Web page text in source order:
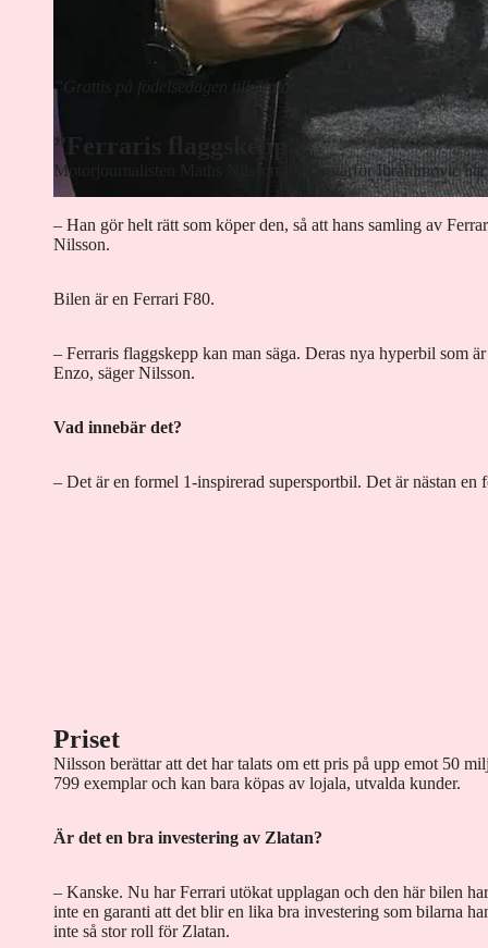
”Grattis på födelsedagen till Zlatan”
”Ferraris flaggskepp”
Motorjournalisten Maths Nilsson förstår varför Ibrahimovic
– Han gör helt rätt som köper den, så att hans samling av
Nilsson.
Bilen är en Ferrari F80.
– Ferraris flaggskepp kan man säga. Deras nya hyperbil som
Enzo, säger Nilsson.
Vad innebär det?
– Det är en formel 1-inspirerad supersportbil. Det är nästan
Priset
Nilsson berättar att det har talats om ett pris på upp emot 50
799 exemplar och kan bara köpas av lojala, utvalda kunder.
Är det en bra investering av Zlatan?
– Kanske. Nu har Ferrari utökat upplagan och den här bilen
inte en garanti att det blir en lika bra investering som bilarna
inte så stor roll för Zlatan.